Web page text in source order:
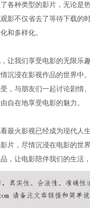
各种类型的影片，无论是
影不仅省去了等待下载的
和多样化。
让我们享受电影的无限乐
沉浸在影视作品的世界中
，与朋友们一起讨论剧情
自在地享受电影的魅力。
最火影视已经成为现代人
片，尽情沉浸在电影的世
，让电影陪伴我们的生活